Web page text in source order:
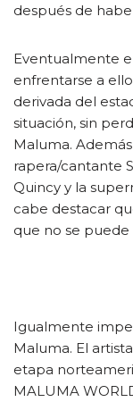
después de
Eventualmente
enfrentarse a
derivada del
situación, sin
Maluma.
rapera/cantante
Quincy y la
cabe destacar
que no se puede
Igualmente
Maluma. El
etapa
MALUMA